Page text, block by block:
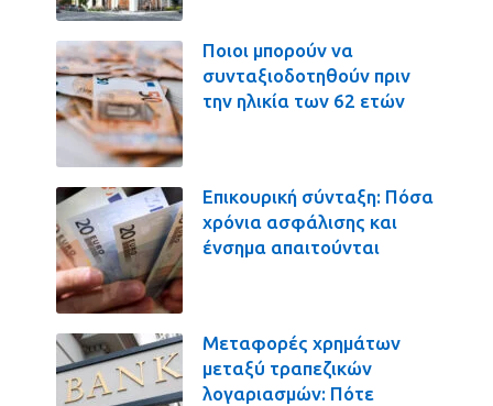
Ποιοι μπορούν να
συνταξιοδοτηθούν πριν
την ηλικία των 62 ετών
Επικουρική σύνταξη: Πόσα
χρόνια ασφάλισης και
ένσημα απαιτούνται
Μεταφορές χρημάτων
μεταξύ τραπεζικών
λογαριασμών: Πότε